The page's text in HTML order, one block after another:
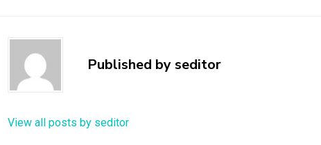
Published byseditor
View all posts by seditor